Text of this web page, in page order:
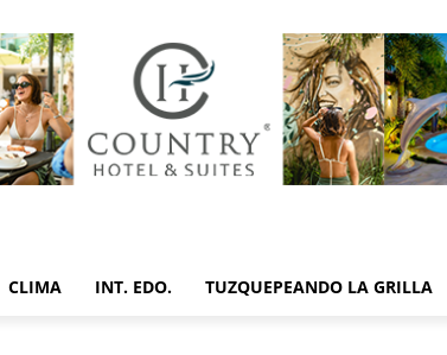
CLIMA INT. EDO. TUZQUEPEANDO LA GRILLA